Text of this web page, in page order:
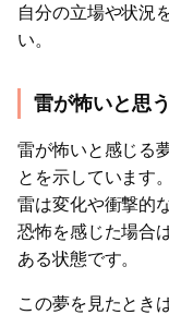
自分の立場や状況
い。
雷が怖いと思
雷が怖いと感じる
とを示しています。
雷は変化や衝撃的
恐怖を感じた場合
ある状態です。
この夢を見たとき